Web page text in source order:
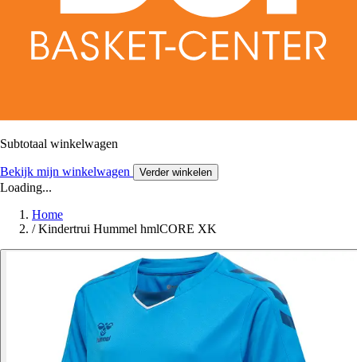
Subtotaal winkelwagen
Bekijk mijn winkelwagen Verder winkelen
Loading...
Home
/ Kindertrui Hummel hmlCORE XK